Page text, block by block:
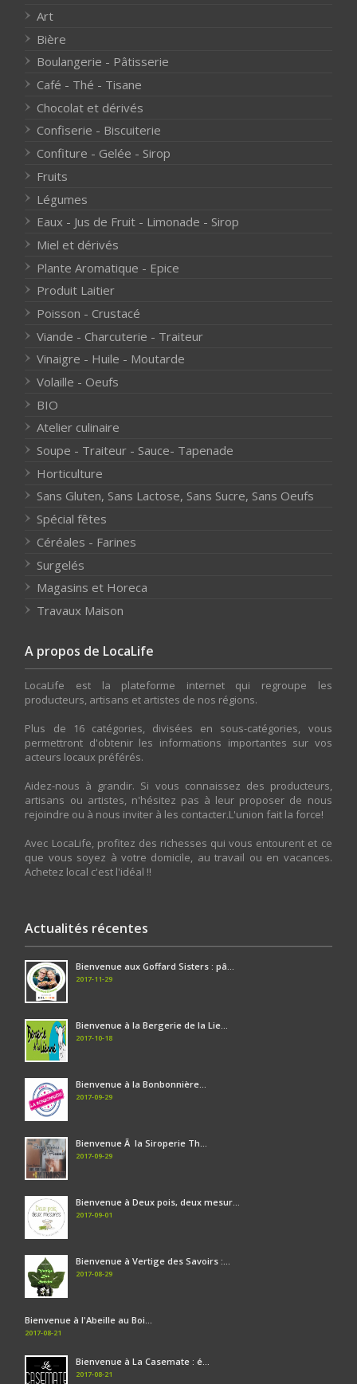
Art
Bière
Boulangerie - Pâtisserie
Café - Thé - Tisane
Chocolat et dérivés
Confiserie - Biscuiterie
Confiture - Gelée - Sirop
Fruits
Légumes
Eaux - Jus de Fruit - Limonade - Sirop
Miel et dérivés
Plante Aromatique - Epice
Produit Laitier
Poisson - Crustacé
Viande - Charcuterie - Traiteur
Vinaigre - Huile - Moutarde
Volaille - Oeufs
BIO
Atelier culinaire
Soupe - Traiteur - Sauce- Tapenade
Horticulture
Sans Gluten, Sans Lactose, Sans Sucre, Sans Oeufs
Spécial fêtes
Céréales - Farines
Surgelés
Magasins et Horeca
Travaux Maison
A propos de LocaLife
LocaLife est la plateforme internet qui regroupe les
producteurs, artisans et artistes de nos régions.
Plus de 16 catégories, divisées en sous-catégories, vous
permettront d'obtenir les informations importantes sur vos
acteurs locaux préférés.
Aidez-nous à grandir. Si vous connaissez des producteurs,
artisans ou artistes, n'hésitez pas à leur proposer de nous
rejoindre ou à nous inviter à les contacter.L'union fait la force!
Avec LocaLife, profitez des richesses qui vous entourent et ce
que vous soyez à votre domicile, au travail ou en vacances.
Achetez local c'est l'idéal !!
Actualités récentes
Bienvenue aux Goffard Sisters : pâ...
2017-11-29
Bienvenue à la Bergerie de la Lie...
2017-10-18
Bienvenue à la Bonbonnière...
2017-09-29
Bienvenue Ã la Siroperie Th...
2017-09-29
Bienvenue à Deux pois, deux mesur...
2017-09-01
Bienvenue à Vertige des Savoirs :...
2017-08-29
Bienvenue à l'Abeille au Boi...
2017-08-21
Bienvenue à La Casemate : é...
2017-08-21